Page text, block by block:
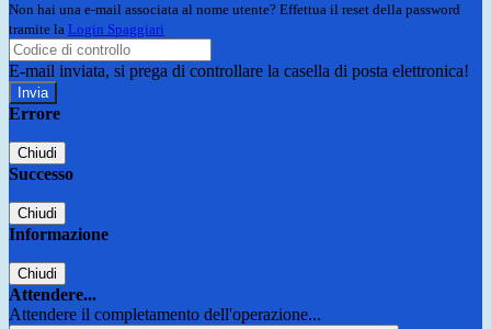
Non hai una e-mail associata al nome utente? Effettua il reset della password
tramite la Login Spaggiari
E-mail inviata, si prega di controllare la casella di posta elettronica!
Errore
Chiudi
Successo
Chiudi
Informazione
Chiudi
Attendere...
Attendere il completamento dell'operazione...